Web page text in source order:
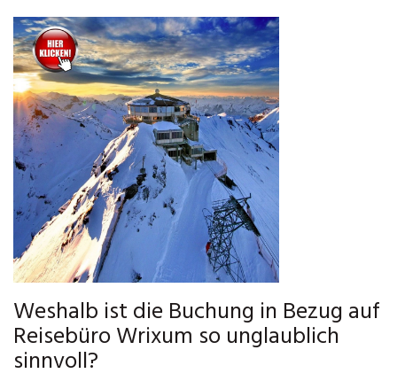
Weshalb ist die Buchung in Bezug auf
Reisebüro Wrixum so unglaublich
sinnvoll?